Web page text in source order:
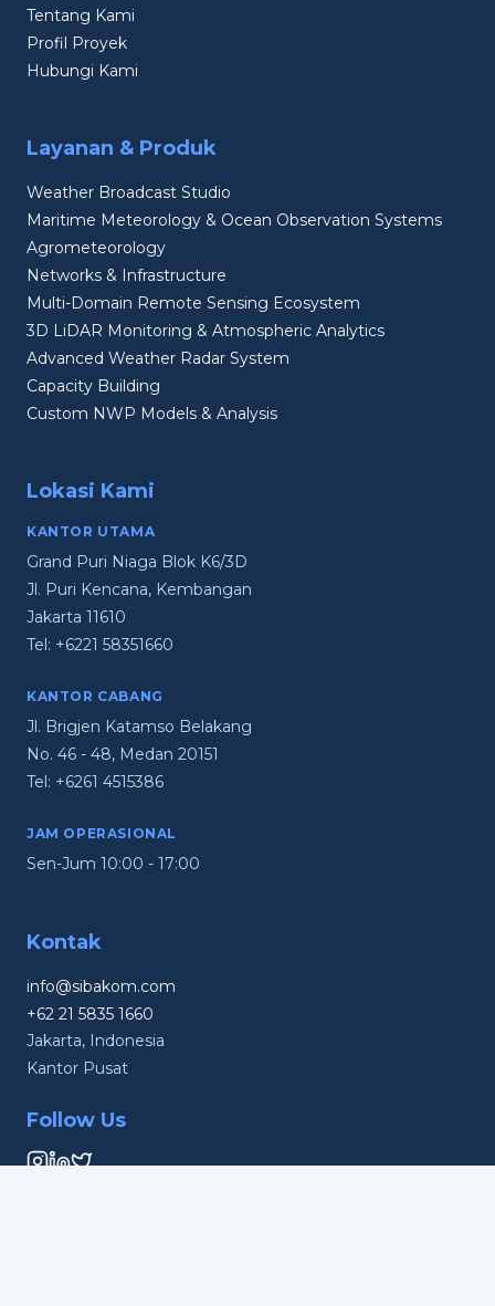
Tentang Kami
Profil Proyek
Hubungi Kami
Layanan & Produk
Weather Broadcast Studio
Maritime Meteorology & Ocean Observation Systems
Agrometeorology
Networks & Infrastructure
Multi-Domain Remote Sensing Ecosystem
3D LiDAR Monitoring & Atmospheric Analytics
Advanced Weather Radar System
Capacity Building
Custom NWP Models & Analysis
Lokasi Kami
KANTOR UTAMA
Grand Puri Niaga Blok K6/3D
Jl. Puri Kencana, Kembangan
Jakarta 11610
Tel: +6221 58351660
KANTOR CABANG
Jl. Brigjen Katamso Belakang
No. 46 - 48, Medan 20151
Tel: +6261 4515386
JAM OPERASIONAL
Sen-Jum 10:00 - 17:00
Kontak
info@sibakom.com
+62 21 5835 1660
Jakarta, Indonesia
Kantor Pusat
Follow Us